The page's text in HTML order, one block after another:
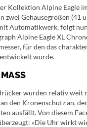
Kollektion Alpine Eagle
zwei Gehäusegrößen (41
Automatikwerk, folgt
Alpine Eagle XL
für den das
wurde.
wurden relativ weit
den Kronenschutz an,
ausfällt. Von diesem
«Die Uhr wirkt